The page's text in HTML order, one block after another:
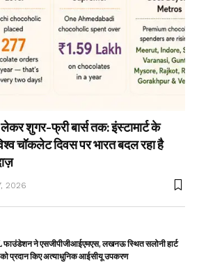
शुगर-फ्री बार्स तक: इंस्टामार्ट के
चॉकलेट दिवस पर भारत बदल रहा है
2026
फाउंडेशन ने एसजीपीजीआईएमएस, लखनऊ स्थित सलोनी हार्ट
प्रदान किए अत्याधुनिक आईसीयू उपकरण